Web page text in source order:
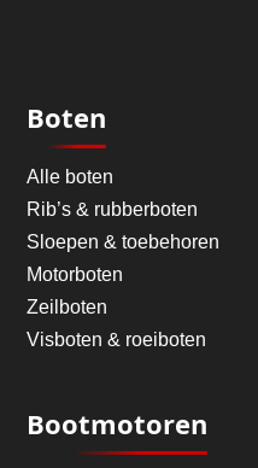
Boten
Alle boten
Rib’s & rubberboten
Sloepen & toebehoren
Motorboten
Zeilboten
Visboten & roeiboten
Bootmotoren